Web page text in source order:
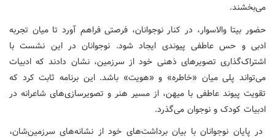
می‌بخشند.
حضور بیتا والاسوار، در کنار نوجوانان، فرصتی فراهم آورد تا میان تجربه
ادبی و حس عاطفی پیوندی ایجاد شود. نوجوانان در این نشست با
اشتراک‌گذاری تصویرهای ذهنی خود از سرزمین، نشان دادند که ادبیات
می‌تواند پلی میان «خاطره» و «هویت» باشد. این برنامه ثابت کرد که
تقویت پیوند عاطفی با میهن، از مسیر هنر و تصویرسازی‌های شاعرانه در
ادبیات کودک و نوجوان می‌گذرد.
در پایان نوجوانان با بیان برداشت‌های خود از نشانه‌های سرزمین‌شان،